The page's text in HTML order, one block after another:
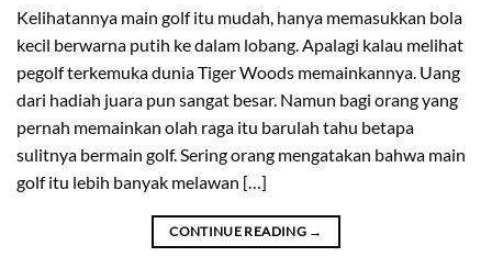
Kelihatannya main golf itu mudah, hanya memasukkan bola
kecil berwarna putih ke dalam lobang. Apalagi kalau melihat
pegolf terkemuka dunia Tiger Woods memainkannya. Uang
dari hadiah juara pun sangat besar. Namun bagi orang yang
pernah memainkan olah raga itu barulah tahu betapa
sulitnya bermain golf. Sering orang mengatakan bahwa main
golf itu lebih banyak melawan […]
CONTINUE READING →